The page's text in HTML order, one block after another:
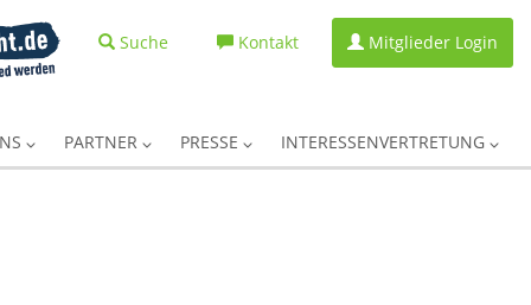
Suche Kontakt Mitglieder Login
PARTNER PRESSE INTERESSENVERTRETUNG